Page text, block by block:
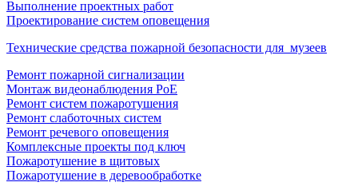
Выполнение проектных работ
Проектирование систем оповещения
Технические средства пожарной безопасности для музеев
Ремонт пожарной сигнализации
Монтаж видеонаблюдения PoE
Ремонт систем пожаротушения
Ремонт слаботочных систем
Ремонт речевого оповещения
Комплексные проекты под ключ
Пожаротушение в щитовых
Пожаротушение в деревообработке